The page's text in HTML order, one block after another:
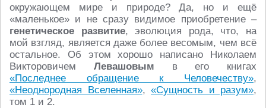
окружающем мире и природе? Да, но и ещё
«маленькое» и не сразу видимое приобретение –
генетическое развитие, эволюция рода, что, на
мой взгляд, является даже более весомым, чем всё
остальное. Об этом хорошо написано Николаем
Викторовичем Левашовым в его книгах
«Последнее обращение к Человечеству»,
«Неоднородная Вселенная», «Сущность и разум»,
том 1 и 2.